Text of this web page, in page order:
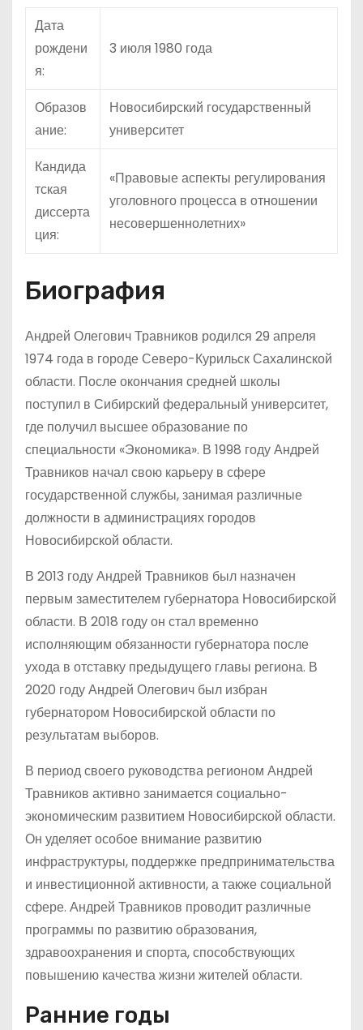
Дата
рождени
я:
3 июля 1980 года
Образов
ание:
Новосибирский государственный
университет
Кандида
тская
диссерта
ция:
«Правовые аспекты регулирования
уголовного процесса в отношении
несовершеннолетних»
Биография
Андрей Олегович Травников родился 29 апреля
1974 года в городе Северо-Курильск Сахалинской
области. После окончания средней школы
поступил в Сибирский федеральный университет,
где получил высшее образование по
специальности «Экономика». В 1998 году Андрей
Травников начал свою карьеру в сфере
государственной службы, занимая различные
должности в администрациях городов
Новосибирской области.
В 2013 году Андрей Травников был назначен
первым заместителем губернатора Новосибирской
области. В 2018 году он стал временно
исполняющим обязанности губернатора после
ухода в отставку предыдущего главы региона. В
2020 году Андрей Олегович был избран
губернатором Новосибирской области по
результатам выборов.
В период своего руководства регионом Андрей
Травников активно занимается социально-
экономическим развитием Новосибирской области.
Он уделяет особое внимание развитию
инфраструктуры, поддержке предпринимательства
и инвестиционной активности, а также социальной
сфере. Андрей Травников проводит различные
программы по развитию образования,
здравоохранения и спорта, способствующих
повышению качества жизни жителей области.
Ранние годы